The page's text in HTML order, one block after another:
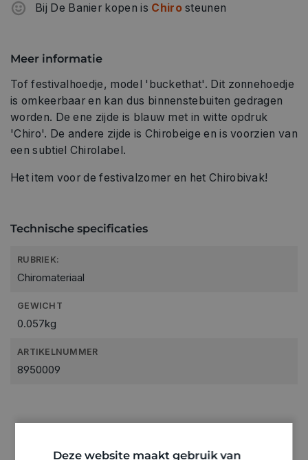
Bij De Banier kopen is Chirosteunen
Meer informatie
Tof festivalhoedje, model 'buckethat'. Dit zonnehoedje
is omkeerbaar en kan dus binnenstebuiten gedragen
worden. De ene zijde is blauw met in witte opdruk
'Chiro'. De andere zijde is Chirobeige en is voorzien van
een subtiel Chirolabel.
Het item voor de festivalzomer en het Chirobivak!
Technische specificaties
RUBRIEK:
Chiromateriaal
GEWICHT
0.057kg
ARTIKELNUMMER
8950009
Deze website maakt gebruik van